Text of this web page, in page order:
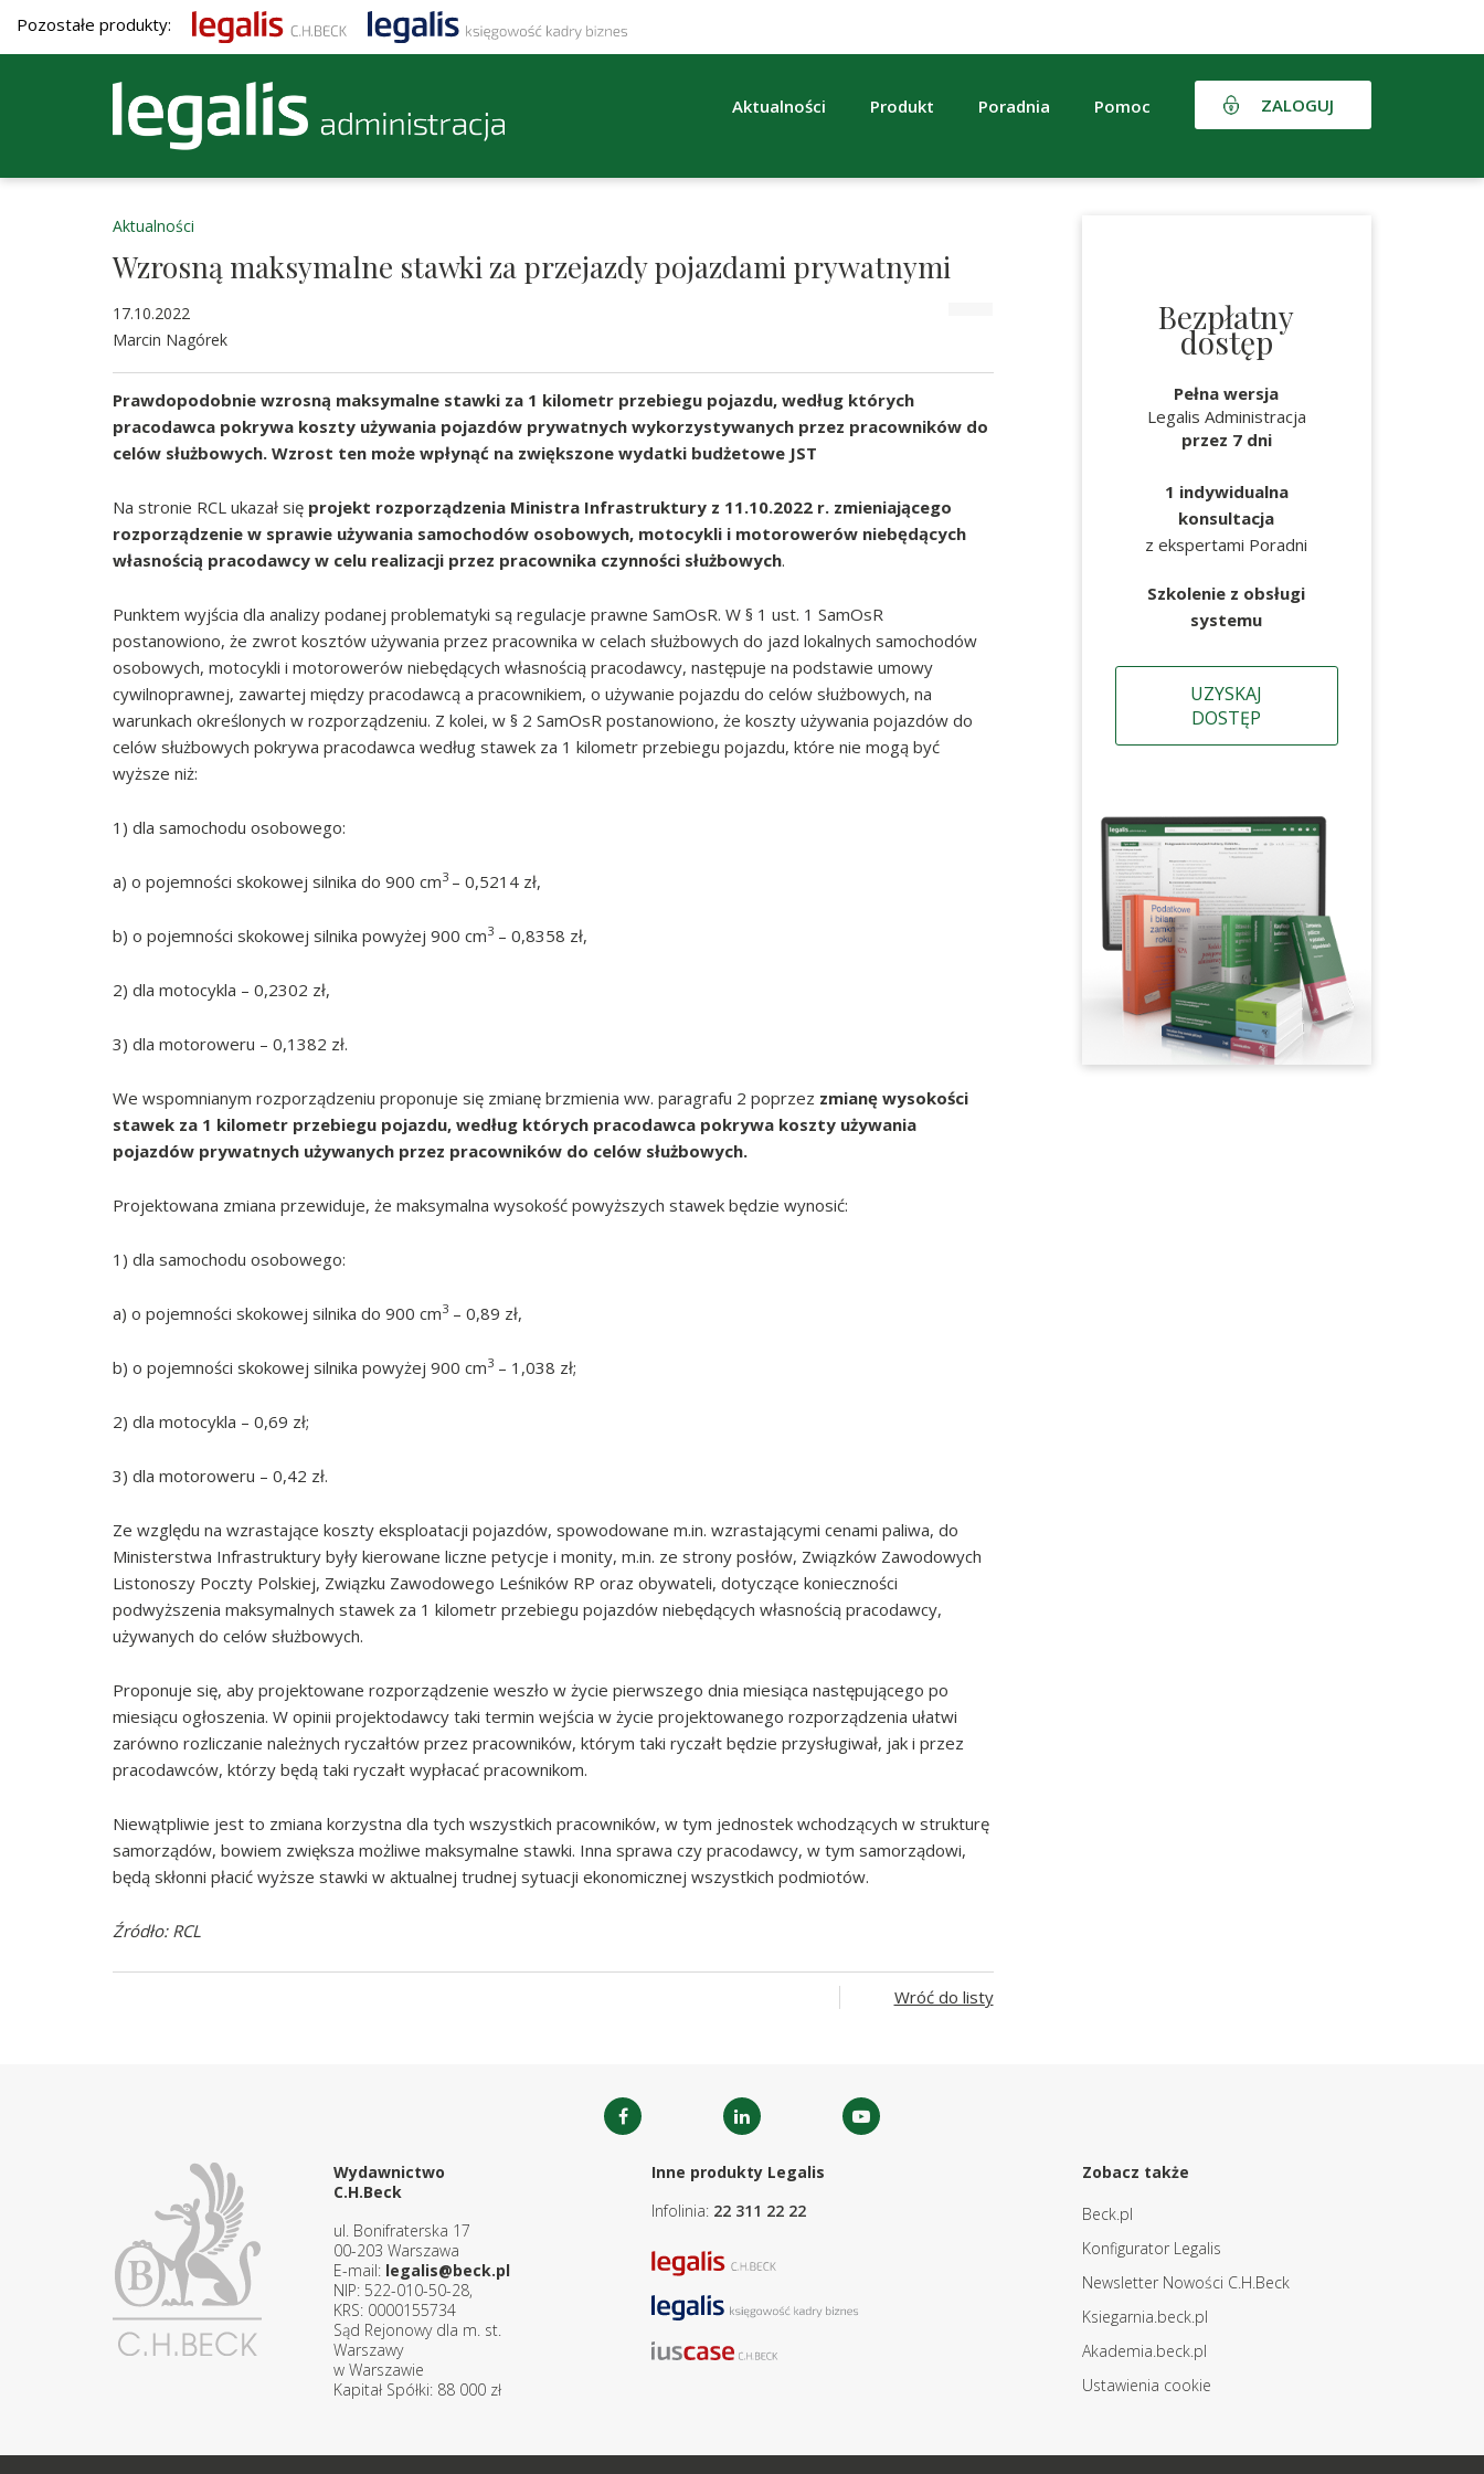
Pozostałe produkty:
Aktualności Produkt Poradnia Pomoc ZALOGUJ
Aktualności
Wzrosną maksymalne stawki za przejazdy pojazdami prywatnymi
17.10.2022
Marcin Nagórek
Prawdopodobnie wzrosną maksymalne stawki za 1 kilometr przebiegu pojazdu, według których
pracodawca pokrywa koszty używania pojazdów prywatnych wykorzystywanych przez pracowników do
celów służbowych. Wzrost ten może wpłynąć na zwiększone wydatki budżetowe JST
Na stronie RCL ukazał się projekt rozporządzenia Ministra Infrastruktury z 11.10.2022 r. zmieniającego
rozporządzenie w sprawie używania samochodów osobowych, motocykli i motorowerów niebędących
własnością pracodawcy w celu realizacji przez pracownika czynności służbowych.
Punktem wyjścia dla analizy podanej problematyki są regulacje prawne SamOsR. W § 1 ust. 1 SamOsR
postanowiono, że zwrot kosztów używania przez pracownika w celach służbowych do jazd lokalnych samochodów
osobowych, motocykli i motorowerów niebędących własnością pracodawcy, następuje na podstawie umowy
cywilnoprawnej, zawartej między pracodawcą a pracownikiem, o używanie pojazdu do celów służbowych, na
warunkach określonych w rozporządzeniu. Z kolei, w § 2 SamOsR postanowiono, że koszty używania pojazdów do
celów służbowych pokrywa pracodawca według stawek za 1 kilometr przebiegu pojazdu, które nie mogą być
wyższe niż:
1) dla samochodu osobowego:
a) o pojemności skokowej silnika do 900 cm3 – 0,5214 zł,
b) o pojemności skokowej silnika powyżej 900 cm3 – 0,8358 zł,
2) dla motocykla – 0,2302 zł,
3) dla motoroweru – 0,1382 zł.
We wspomnianym rozporządzeniu proponuje się zmianę brzmienia ww. paragrafu 2 poprzez zmianę wysokości
stawek za 1 kilometr przebiegu pojazdu, według których pracodawca pokrywa koszty używania
pojazdów prywatnych używanych przez pracowników do celów służbowych.
Projektowana zmiana przewiduje, że maksymalna wysokość powyższych stawek będzie wynosić:
1) dla samochodu osobowego:
a) o pojemności skokowej silnika do 900 cm3 – 0,89 zł,
b) o pojemności skokowej silnika powyżej 900 cm3 – 1,038 zł;
2) dla motocykla – 0,69 zł;
3) dla motoroweru – 0,42 zł.
Ze względu na wzrastające koszty eksploatacji pojazdów, spowodowane m.in. wzrastającymi cenami paliwa, do
Ministerstwa Infrastruktury były kierowane liczne petycje i monity, m.in. ze strony posłów, Związków Zawodowych
Listonoszy Poczty Polskiej, Związku Zawodowego Leśników RP oraz obywateli, dotyczące konieczności
podwyższenia maksymalnych stawek za 1 kilometr przebiegu pojazdów niebędących własnością pracodawcy,
używanych do celów służbowych.
Proponuje się, aby projektowane rozporządzenie weszło w życie pierwszego dnia miesiąca następującego po
miesiącu ogłoszenia. W opinii projektodawcy taki termin wejścia w życie projektowanego rozporządzenia ułatwi
zarówno rozliczanie należnych ryczałtów przez pracowników, którym taki ryczałt będzie przysługiwał, jak i przez
pracodawców, którzy będą taki ryczałt wypłacać pracownikom.
Niewątpliwie jest to zmiana korzystna dla tych wszystkich pracowników, w tym jednostek wchodzących w strukturę
samorządów, bowiem zwiększa możliwe maksymalne stawki. Inna sprawa czy pracodawcy, w tym samorządowi,
będą skłonni płacić wyższe stawki w aktualnej trudnej sytuacji ekonomicznej wszystkich podmiotów.
Źródło: RCL
Wróć do listy
Bezpłatny
dostęp
Pełna wersja
Legalis Administracja
przez 7 dni
1 indywidualna
konsultacja
z ekspertami Poradni
Szkolenie z obsługi
systemu
UZYSKAJ
DOSTĘP
Wydawnictwo
C.H.Beck
ul. Bonifraterska 17
00-203 Warszawa
E-mail: legalis@beck.pl
NIP: 522-010-50-28,
KRS: 0000155734
Sąd Rejonowy dla m. st.
Warszawy
w Warszawie
Kapitał Spółki: 88 000 zł
Inne produkty Legalis
Infolinia: 22 311 22 22
Zobacz także
Beck.pl
Konfigurator Legalis
Newsletter Nowości C.H.Beck
Ksiegarnia.beck.pl
Akademia.beck.pl
Ustawienia cookie